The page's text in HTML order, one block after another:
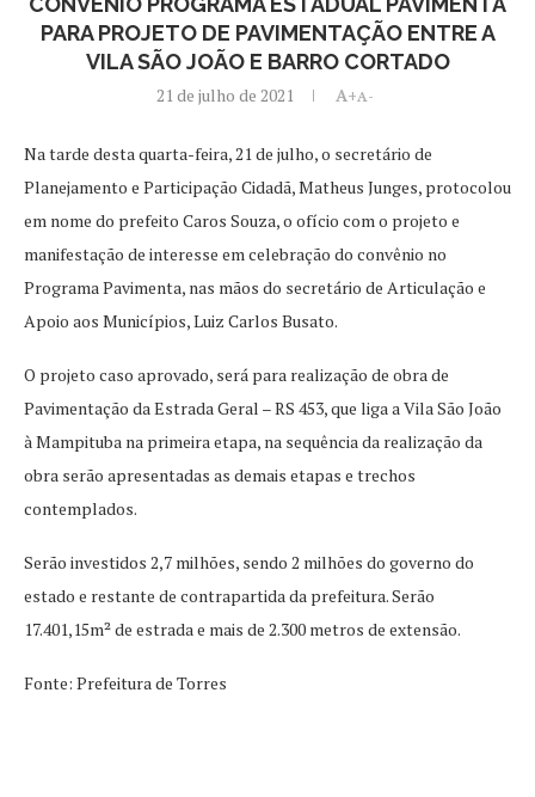
PARA PROJETO DE PAVIMENTAÇÃO ENTRE A
VILA SÃO JOÃO E BARRO CORTADO
21 de julho de 2021 A+A-
Na tarde desta quarta-feira, 21 de julho, o secretário de
Planejamento e Participação Cidadã, Matheus Junges, protocolou
em nome do prefeito Caros Souza, o ofício com o projeto e
manifestação de interesse em celebração do convênio no
Programa Pavimenta, nas mãos do secretário de Articulação e
Apoio aos Municípios, Luiz Carlos Busato.
O projeto caso aprovado, será para realização de obra de
Pavimentação da Estrada Geral – RS 453, que liga a Vila São João
à Mampituba na primeira etapa, na sequência da realização da
obra serão apresentadas as demais etapas e trechos
contemplados.
Serão investidos 2,7 milhões, sendo 2 milhões do governo do
estado e restante de contrapartida da prefeitura. Serão
17.401,15m² de estrada e mais de 2.300 metros de extensão.
Fonte: Prefeitura de Torres